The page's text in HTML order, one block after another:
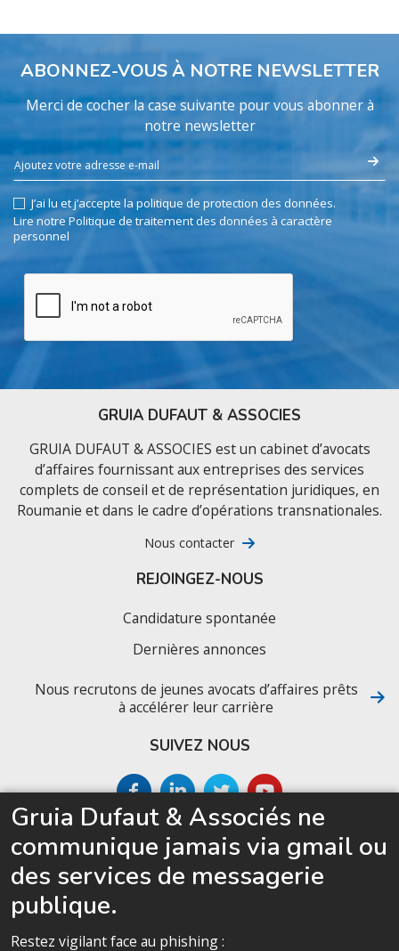
ABONNEZ-VOUS À NOTRE NEWSLETTER
Merci de cocher la case suivante pour vous abonner à
notre newsletter
J’ai lu et j’accepte la politique de protection des données.
Lire notre Politique de traitement des données à caractère
personnel
GRUIA DUFAUT & ASSOCIES
GRUIA DUFAUT & ASSOCIES est un cabinet d’avocats
d’affaires fournissant aux entreprises des services
complets de conseil et de représentation juridiques, en
Roumanie et dans le cadre d’opérations transnationales.
Nous contacter
SITEMAP
REJOINGEZ-NOUS
Candidature spontanée
Dernières annonces
Nous recrutons de jeunes avocats d’affaires prêts
à accélérer leur carrière
SUIVEZ NOUS
Gruia Dufaut & Associés ne
communique jamais via gmail ou
des services de messagerie
publique.
Restez vigilant face au phishing :